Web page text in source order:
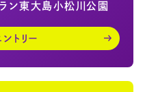
ン東大島小松川公園
トリー